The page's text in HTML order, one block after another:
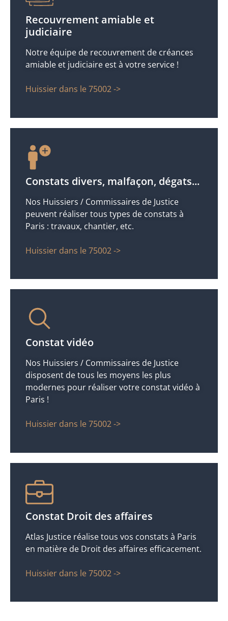
Recouvrement amiable et
judiciaire
Notre équipe de recouvrement de créances
amiable et judiciaire est à votre service !
Huissier dans le 75002 ->
Constats divers, malfaçon, dégats...
Nos Huissiers / Commissaires de Justice
peuvent réaliser tous types de constats à
Paris : travaux, chantier, etc.
Huissier dans le 75002 ->
Constat vidéo
Nos Huissiers / Commissaires de Justice
disposent de tous les moyens les plus
modernes pour réaliser votre constat vidéo à
Paris !
Huissier dans le 75002 ->
Constat Droit des affaires
Atlas Justice réalise tous vos constats à Paris
en matière de Droit des affaires efficacement.
Huissier dans le 75002 ->